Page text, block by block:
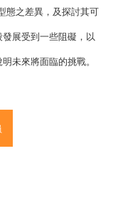
態之差異，及探討其可
展受到一些阻礙，以
未來將面臨的挑戰。